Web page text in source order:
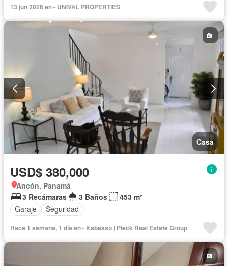
13 jun 2026 en - UNIVAL PROPERTIES
Casa
USD$ 380,000
Ancón, Panamá
3 Recámaras
3 Baños
453 m²
Garaje
Seguridad
Hace 1 semana, 1 día en - Kabasso | Pieck Real Estate Group